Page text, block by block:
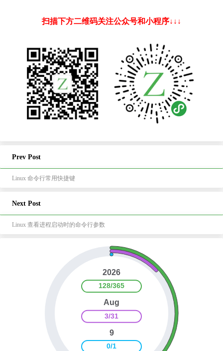
扫描下方二维码关注公众号和小程序↓↓↓
Prev Post
Linux 命令行常用快捷键
Next Post
Linux 查看进程启动时的命令行参数